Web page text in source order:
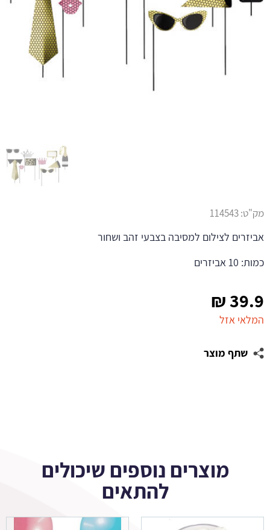
39.9
₪
המלאי אזל
שתף מוצר
מק"ט:114543
אביזרים לצילום למסיבה בצבעי זהב ושחור
כמות: 10 אביזרים
מוצרים נוספים שיכולים
להתאים